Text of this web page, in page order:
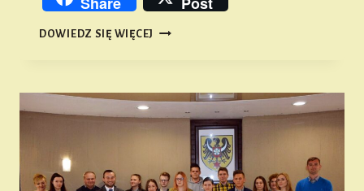
DOWIEDZ SIĘ WIĘCEJ HISTORIE